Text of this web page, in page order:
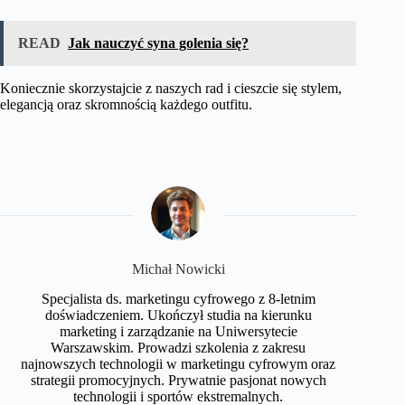
READ Jak nauczyć syna golenia się?
Koniecznie skorzystajcie z naszych rad i cieszcie się stylem,
elegancją oraz skromnością każdego outfitu.
Michał Nowicki
Specjalista ds. marketingu cyfrowego z 8-letnim
doświadczeniem. Ukończył studia na kierunku
marketing i zarządzanie na Uniwersytecie
Warszawskim. Prowadzi szkolenia z zakresu
najnowszych technologii w marketingu cyfrowym oraz
strategii promocyjnych. Prywatnie pasjonat nowych
technologii i sportów ekstremalnych.